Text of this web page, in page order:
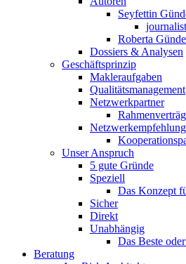
Seyfettin
Roberta
Dossiers & Analysen
Geschäftsprinzip
Makleraufgaben
Qualitätsmanagement
Netzwerkpartner
Unser Anspruch
5 gute Gründe
Speziell
Das Konzept
Sicher
Direkt
Unabhängig
Das Beste
Beratung